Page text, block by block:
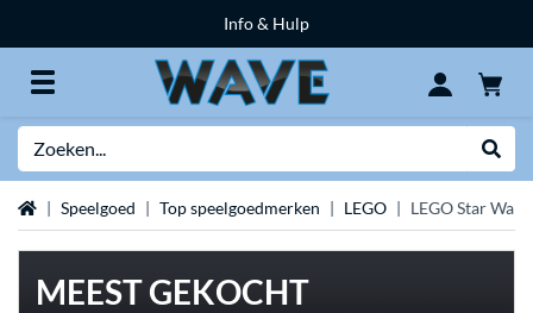
Info & Hulp
HomeSpeelgoed Top speelgoedmerken LEGO LEGO Star Wars
MEEST GEKOCHT